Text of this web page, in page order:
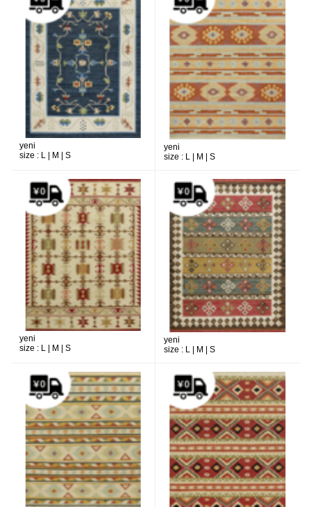
yeni
size : L | M | S
yeni
size : L | M | S
yeni
size : L | M | S
yeni
size : L | M | S